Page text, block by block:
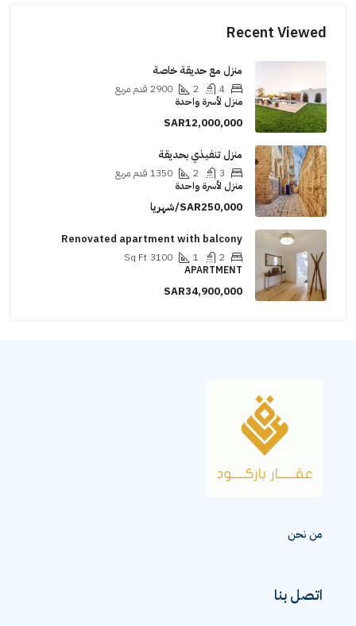
Recent Viewed
منزل مع حديقة خاصة
2
2900 قدم مربع
منزل لأسرة واحدة
SAR12,000,000
منزل تنفيذي بحديقة
2
1350 قدم مربع
منزل لأسرة واحدة
SAR250,000/شهريا
Renovated apartment with balcony
2
3100
Sq Ft
APARTMENT
SAR34,900,000
من نحن
اتصل بنا